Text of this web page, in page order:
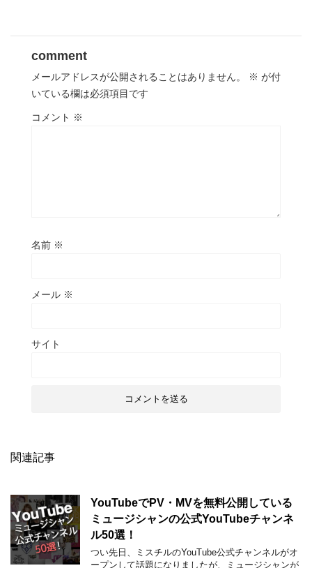
comment
メールアドレスが公開されることはありません。 ※ が付
いている欄は必須項目です
コメント ※
名前 ※
メール ※
サイト
関連記事
YouTubeでPV・MVを無料公開している
ミュージシャンの公式YouTubeチャンネ
ル50選！
つい先日、ミスチルのYouTube公式チャンネルがオ
ープンして話題になりましたが、ミュージシャンが